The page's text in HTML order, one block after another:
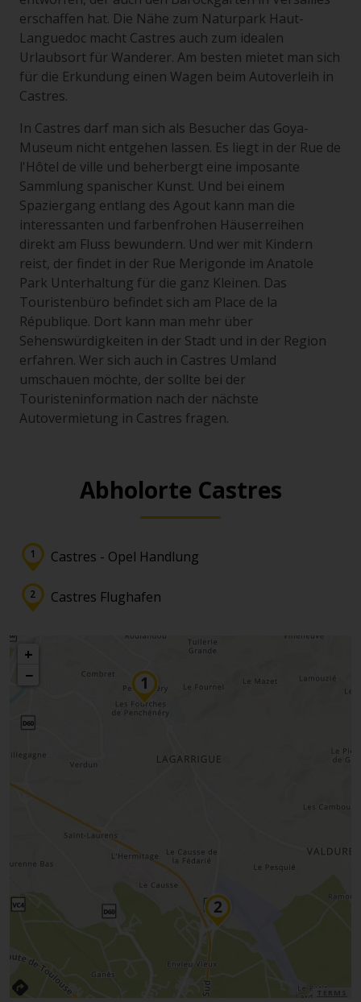
erschaffen hat. Die Nähe zum Naturpark Haut-
Languedoc macht Castres auch zum idealen
Urlaubsort für Wanderer. Am besten mietet man sich
für die Erkundung einen Wagen beim Autoverleih in
Castres.
In Castres darf man sich als Besucher das Goya-
Museum nicht entgehen lassen. Es liegt in der Rue de
l'Hôtel de ville und beherbergt eine imposante
Sammlung spanischer Kunst. Und bei einem
Spaziergang entlang des Agout kann man die
interessanten und farbenfrohen Häuserreihen
direkt am Fluss bewundern. Und wer mit Kindern
reist, der findet in der Rue Merigonde im Anatole
Park Unterhaltung für die ganz Kleinen. Das
Touristenbüro befindet sich am Place de la
République. Dort kann man mehr über
Sehenswürdigkeiten in der Stadt und in der Region
erfahren. Wer sich auch in Castres Umland
umschauen möchte, der sollte bei der
Touristeninformation nach der nächste
Autovermietung in Castres fragen.
Abholorte Castres
Castres - Opel Handlung
Castres Flughafen
+
−